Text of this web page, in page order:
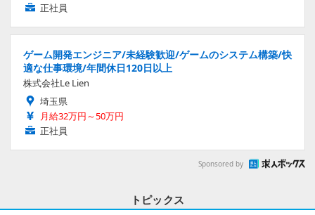
正社員
ゲーム開発エンジニア/未経験歓迎/ゲームのシステム構築/快
適な仕事環境/年間休日120日以上
株式会社Le Lien
埼玉県
月給32万円～50万円
正社員
Sponsored by
トピックス